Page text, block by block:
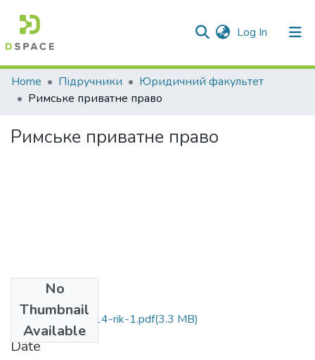
Log In (current)
Communities & Collections
Statistics
Home Підручники
Юридичний факультет
Римське приватне право
Римське приватне право
No
Thumbnail
Available
rimske-pravo-2014-rik-1.pdf(3.3 MB)
Date